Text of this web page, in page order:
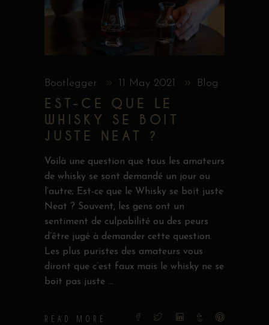
Bootlegger 11 May 2021 Blog
EST-CE QUE LE
WHISKY SE BOIT
JUSTE NEAT ?
Voilà une question que tous les amateurs
de whisky se sont demandé un jour ou
l’autre; Est-ce que le Whisky se boit juste
Neat ? Souvent, les gens ont un
sentiment de culpabilité ou des peurs
d’être jugé à demander cette question.
Les plus puristes des amateurs vous
diront que c’est faux mais le whisky ne se
boit pas juste
READ MORE